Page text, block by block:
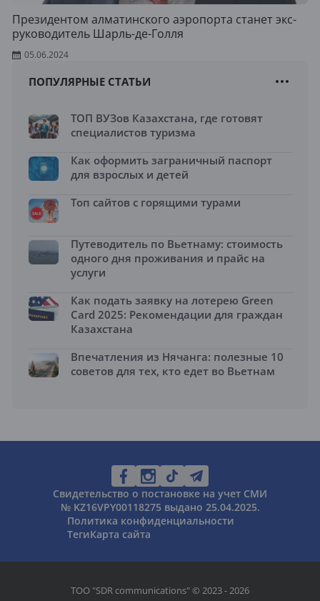
Президентом алматинского аэропорта станет экс-
руководитель Шарль-де-Голля
05.06.2024
ПОПУЛЯРНЫЕ СТАТЬИ
ТОП ВУЗов Казахстана, где готовят
специалистов туризма
Как оформить заграничный паспорт
для взрослых и детей
Топ сайтов с горящими турами
Путеводитель по Вьетнаму: стоимость
одного дня проживания и прайс на
услуги
Как подать заявку на лотерею Green
Card 2025: Рекомендации для граждан
Казахстана
Впечатления из Нячанга: полезные 10
советов для тех, кто едет во Вьетнам
Свидетельство о постановке на учет СМИ
№ KZ16VPY00118275 выдано 25.04.2025.
Политика конфиденциальности
ТегиКарта сайта
ТОО "SDR communications" © 2023 - 2026